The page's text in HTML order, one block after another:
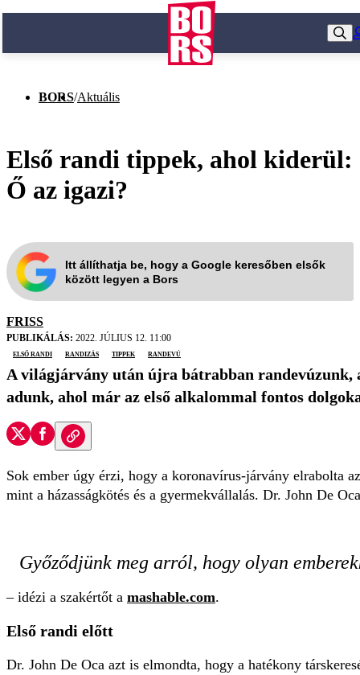
BORS/Aktuális
Első randi tippek, ahol kiderül:
Ő az igazi?
Itt állíthatja be, hogy a Google keresőben elsők
között legyen a Bors
FRISS
PUBLIKÁLÁS: 2022. JÚLIUS 12. 11:00
első randi
randizás tippek randevú
A világjárvány után újra bátrabban randevúzunk,
adunk, ahol már az első alkalommal fontos
Sok ember úgy érzi, hogy a koronavírus-járvány elrabolta
mint a házasságkötés és a gyermekvállalás. Dr. John De
Győződjünk meg arról, hogy olyan
– idézi a szakértőt a mashable.com.
Első randi előtt
Dr. John De Oca azt is elmondta, hogy a hatékony